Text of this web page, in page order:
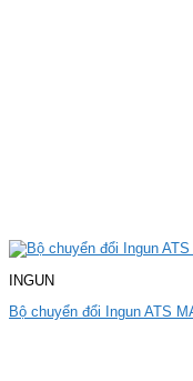
INGUN
Bộ chuyển đổi Ingun ATS